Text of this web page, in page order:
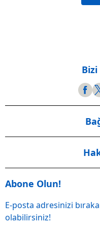
Abone Olun!
E-posta adresinizi
olabilirsiniz!